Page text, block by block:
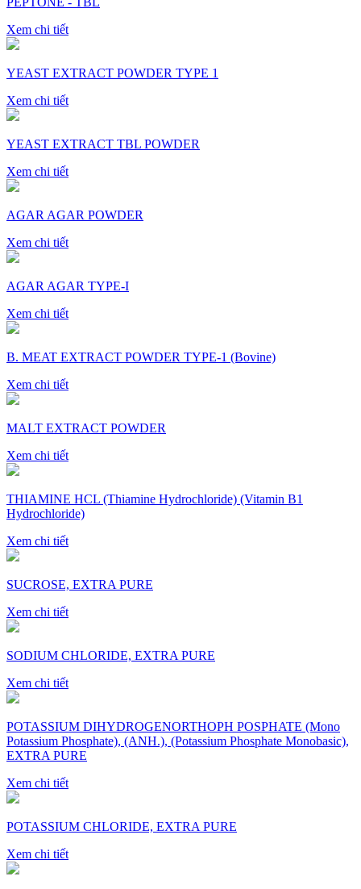
Xem chi tiết
YEAST EXTRACT POWDER TYPE 1
Xem chi tiết
YEAST EXTRACT TBL POWDER
Xem chi tiết
AGAR AGAR POWDER
Xem chi tiết
AGAR AGAR TYPE-I
Xem chi tiết
B. MEAT EXTRACT POWDER TYPE-1 (Bovine)
Xem chi tiết
MALT EXTRACT POWDER
Xem chi tiết
THIAMINE HCL (Thiamine Hydrochloride) (Vitamin B1
Hydrochloride)
Xem chi tiết
SUCROSE, EXTRA PURE
Xem chi tiết
SODIUM CHLORIDE, EXTRA PURE
Xem chi tiết
POTASSIUM DIHYDROGENORTHOPH POSPHATE (Mono
Potassium Phosphate), (ANH.), (Potassium Phosphate Monobasic),
EXTRA PURE
Xem chi tiết
POTASSIUM CHLORIDE, EXTRA PURE
Xem chi tiết